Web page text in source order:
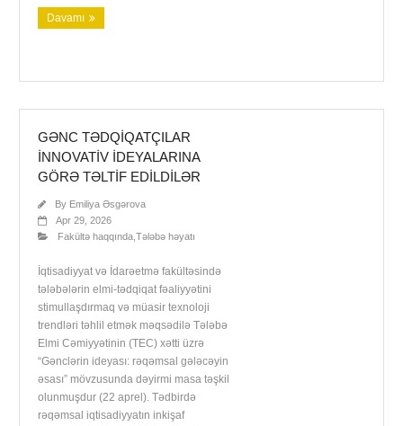
Davamı
GƏNC TƏDQIQATÇILAR
INNOVATIV IDEYALARINA
GÖRƏ TƏLTIF EDILDILƏR
By Emiliya Əsgərova
Apr 29, 2026
Fakültə haqqında, Tələbə həyatı
İqtisadiyyat və İdarəetmə fakültəsində
tələbələrin elmi-tədqiqat fəaliyyətini
stimullaşdırmaq və müasir texnoloji
trendləri təhlil etmək məqsədilə Tələbə
Elmi Cəmiyyətinin (TEC) xətti üzrə
“Gənclərin ideyası: rəqəmsal gələcəyin
əsası” mövzusunda dəyirmi masa təşkil
olunmuşdur (22 aprel). Tədbirdə
rəqəmsal iqtisadiyyatın inkişaf